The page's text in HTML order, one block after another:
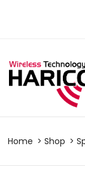
Home Shop